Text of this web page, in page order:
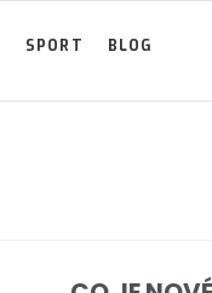
SPORT BLOG